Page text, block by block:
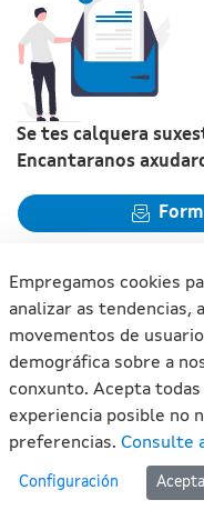
Se tes calquera
Encantaranos
Xunta de Galicia.
pola Xunta de Galicia
Atención á cidadanía
Accesibilidade
Empregamos cookies
analizar as tendencias,
movementos de
demográfica sobre a
conxunto. Acepta
experiencia posible no
preferencias. Consulte
Configuración